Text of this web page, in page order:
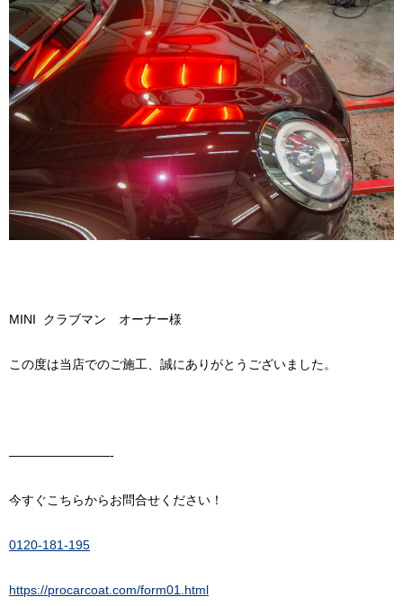
MINI クラブマン オーナー様
この度は当店でのご施工、誠にありがとうございました。
————————-
今すぐこちらからお問合せください！
0120-181-195
https://procarcoat.com/form01.html